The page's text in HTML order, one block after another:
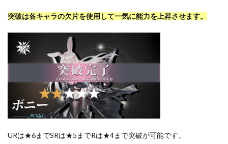
突破は各キャラの欠片を使用して一気に能力を上昇させます。
URは★6までSRは★5までRは★4まで突破が可能です。